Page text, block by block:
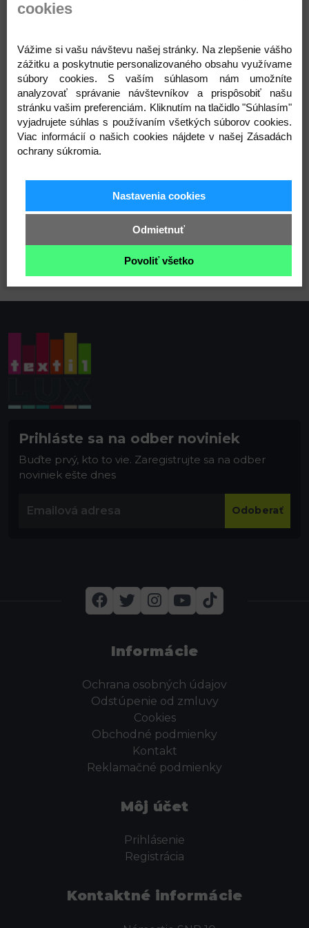
a 6,5 mm. Háčiky s veľkosťou 0,5 - 1,9 sú kovové.
hliníka a majú farebné prevedenie. Veľkosti od 0,5
do 1,9 sa môžu líšiť.
Zloženie: hliník, eko koža, polyuretan, kov
Rozmery púzdra: 13 x 18 cm
Dĺžka háčika: 12 - 15 cm
Veľkosť: 0,5 - 6,5
Sada: 22 ks háčikov
1 fialová
Prihláste sa na odber noviniek
Buďte prvý, kto to vie. Zaregistrujte sa na odber
noviniek ešte dnes
Odoberať
Informácie
Ochrana osobných údajov
Odstúpenie od zmluvy
Cookies
Obchodné podmienky
Kontakt
Reklamačné podmienky
Môj účet
Prihlásenie
Registrácia
Kontaktné informácie
cookies
Vážime si vašu návštevu našej stránky. Na zlepšenie vášho
zážitku a poskytnutie personalizovaného obsahu využívame
súbory cookies. S vaším súhlasom nám umožníte
analyzovať správanie návštevníkov a prispôsobiť našu
stránku vašim preferenciám. Kliknutím na tlačidlo "Súhlasím"
vyjadrujete súhlas s používaním všetkých súborov cookies.
Viac informácií o našich cookies nájdete v našej Zásadách
ochrany súkromia.
Nastavenia cookies
Odmietnuť
Povoliť všetko